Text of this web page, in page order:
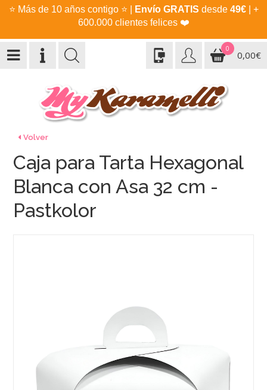
⭐ Más de 10 años contigo ⭐ Envío GRATIS desde 49€| +
600.000 clientes felices ❤️
0
0,00€
Volver
Caja para Tarta Hexagonal
Blanca con Asa 32 cm -
Pastkolor